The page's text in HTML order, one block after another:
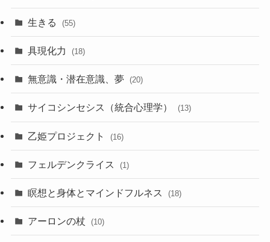
生きる (55)
具現化力 (18)
無意識・潜在意識、夢 (20)
サイコシンセシス（統合心理学） (13)
乙姫プロジェクト (16)
フェルデンクライス (1)
瞑想と身体とマインドフルネス (18)
アーロンの杖 (10)